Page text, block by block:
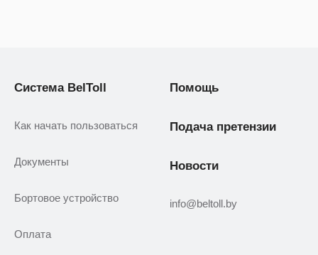
Система BelToll
Как начать пользоваться
Документы
Бортовое устройство
Оплата
Помощь
Подача претензии
Новости
info@beltoll.by